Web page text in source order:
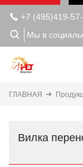
 +7 (495)419-
 Мы в
ГЛАВНАЯ
Вилка